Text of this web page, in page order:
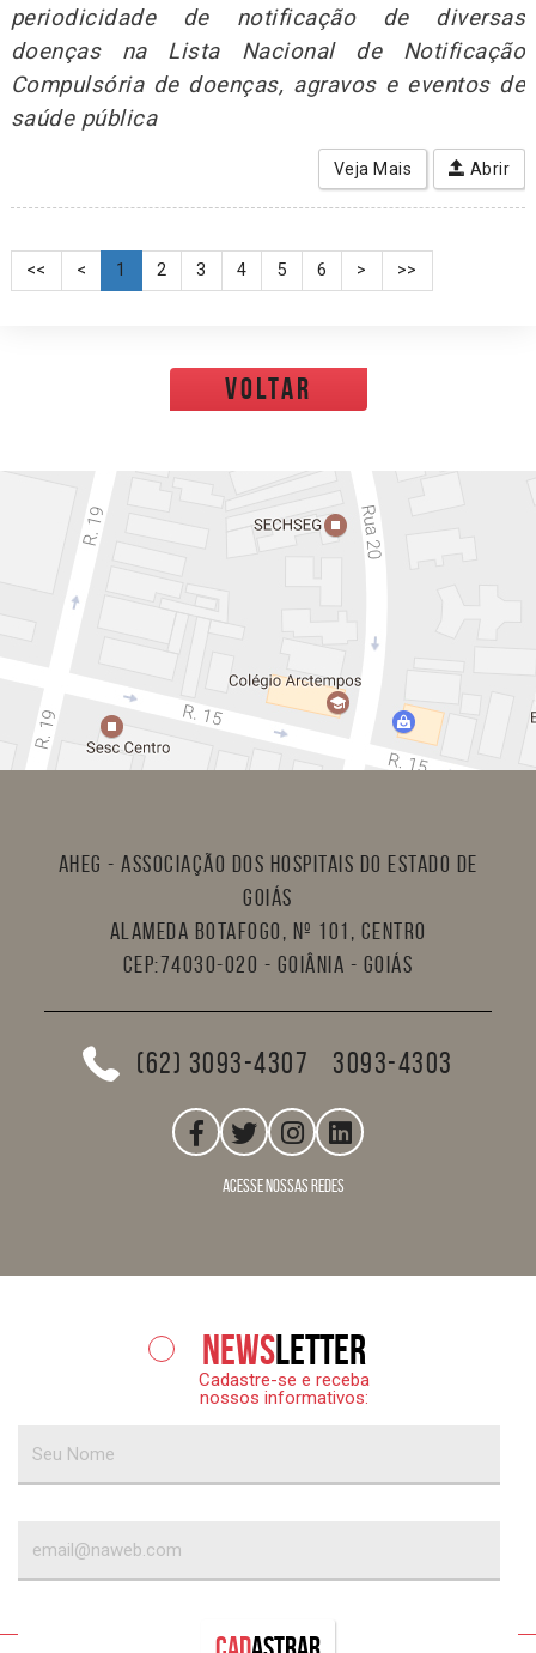
periodicidade de notificação de diversas
doenças na Lista Nacional de Notificação
Compulsória de doenças, agravos e eventos de
saúde pública
Veja Mais Abrir
<< < 1 2 3 4 5 6 > >>
voltar
AHEG - Associação dos Hospitais do Estado de
Goiás
Alameda Botafogo, nº 101, Centro
CEP:74030-020 - Goiânia - Goiás
(62) 3093-4307 3093-4303
acesse nossas redes
Newsletter
Cadastre-se e receba
nossos informativos: